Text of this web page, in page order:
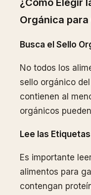
¿Cómo Elegir
Orgánica para
Busca el Sello
No todos los
sello orgánico
contienen al
orgánicos
Lee las Etiquetas
Es importante
alimentos para
contengan